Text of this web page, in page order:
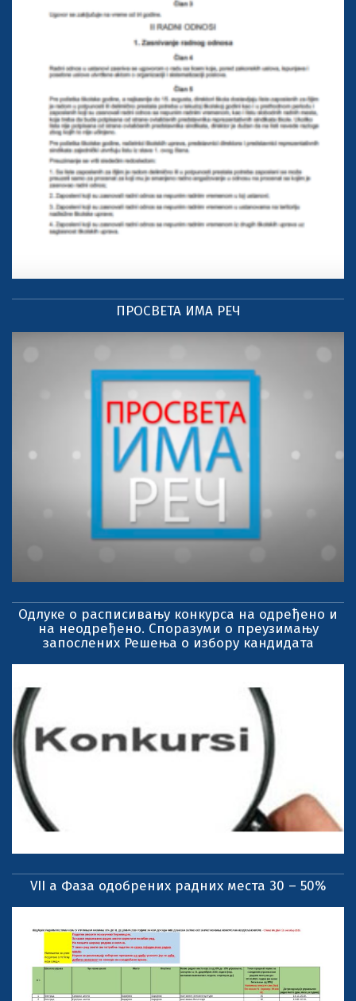
ПРОСВЕТА ИМА РЕЧ
Одлуке о расписивању конкурса на одређено и
на неодређено. Споразуми о преузимању
запослених Решења о избору кандидата
VII a Фаза одобрених радних места 30 – 50%